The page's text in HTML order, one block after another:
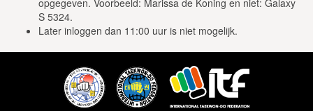
opgegeven. Voorbeeld: Marissa de Koning en niet: Galaxy
S 5324.
Later inloggen dan 11:00 uur is niet mogelijk.